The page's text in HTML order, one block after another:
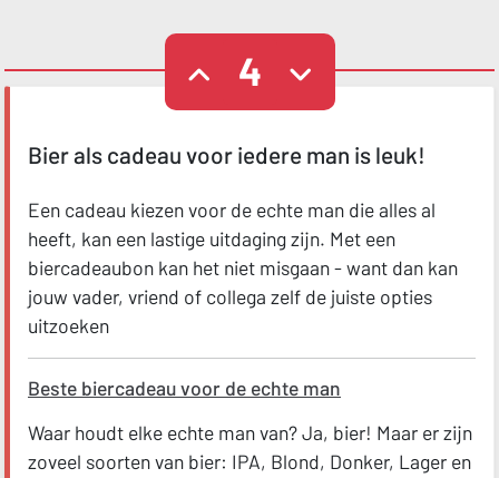
4
Bier als cadeau voor iedere man is leuk!
Een cadeau kiezen voor de echte man die alles al
heeft, kan een lastige uitdaging zijn. Met een
biercadeaubon kan het niet misgaan - want dan kan
jouw vader, vriend of collega zelf de juiste opties
uitzoeken
Beste biercadeau voor de echte man
Waar houdt elke echte man van? Ja, bier! Maar er zijn
zoveel soorten van bier: IPA, Blond, Donker, Lager en